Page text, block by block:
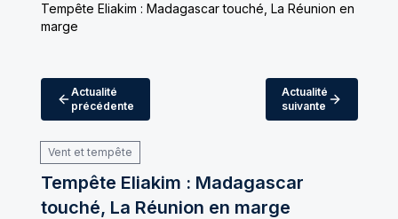
Tempête Eliakim : Madagascar touché, La Réunion en
marge
Actualité
précédente
Actualité
suivante
Vent et tempête
Tempête Eliakim : Madagascar
touché, La Réunion en marge